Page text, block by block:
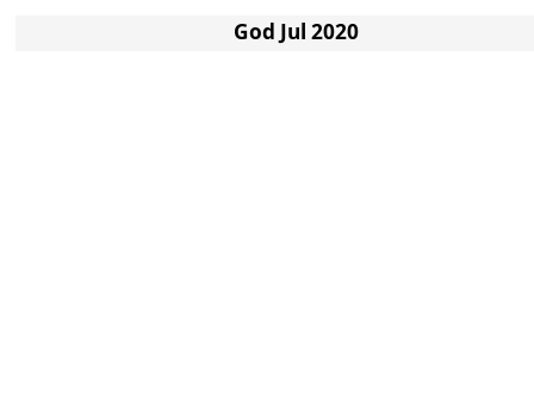
God Jul 2020